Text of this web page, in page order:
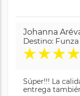
Johanna
Destino:
★★★★
Súper!!! La
entrega